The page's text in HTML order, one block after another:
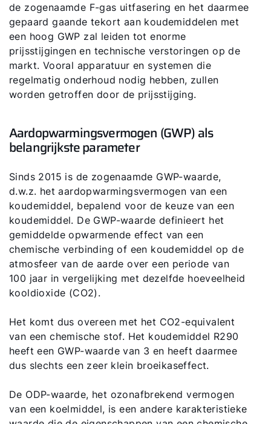
de zogenaamde F-gas uitfasering en het daarmee
gepaard gaande tekort aan koudemiddelen met
een hoog GWP zal leiden tot enorme
prijsstijgingen en technische verstoringen op de
markt. Vooral apparatuur en systemen die
regelmatig onderhoud nodig hebben, zullen
worden getroffen door de prijsstijging.
Aardopwarmingsvermogen (GWP) als
belangrijkste parameter
Sinds 2015 is de zogenaamde GWP-waarde,
d.w.z. het aardopwarmingsvermogen van een
koudemiddel, bepalend voor de keuze van een
koudemiddel. De GWP-waarde definieert het
gemiddelde opwarmende effect van een
chemische verbinding of een koudemiddel op de
atmosfeer van de aarde over een periode van
100 jaar in vergelijking met dezelfde hoeveelheid
kooldioxide (CO2).
Het komt dus overeen met het CO2-equivalent
van een chemische stof. Het koudemiddel R290
heeft een GWP-waarde van 3 en heeft daarmee
dus slechts een zeer klein broeikaseffect.
De ODP-waarde, het ozonafbrekend vermogen
van een koelmiddel, is een andere karakteristieke